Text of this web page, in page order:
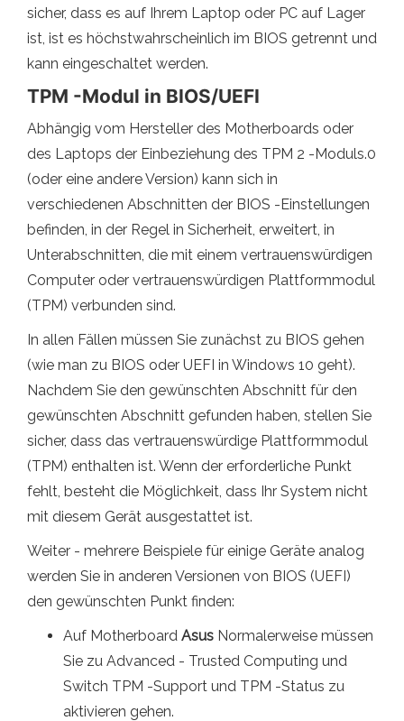
sicher, dass es auf Ihrem Laptop oder PC auf Lager
ist, ist es höchstwahrscheinlich im BIOS getrennt und
kann eingeschaltet werden.
TPM -Modul in BIOS/UEFI
Abhängig vom Hersteller des Motherboards oder
des Laptops der Einbeziehung des TPM 2 -Moduls.0
(oder eine andere Version) kann sich in
verschiedenen Abschnitten der BIOS -Einstellungen
befinden, in der Regel in Sicherheit, erweitert, in
Unterabschnitten, die mit einem vertrauenswürdigen
Computer oder vertrauenswürdigen Plattformmodul
(TPM) verbunden sind.
In allen Fällen müssen Sie zunächst zu BIOS gehen
(wie man zu BIOS oder UEFI in Windows 10 geht).
Nachdem Sie den gewünschten Abschnitt für den
gewünschten Abschnitt gefunden haben, stellen Sie
sicher, dass das vertrauenswürdige Plattformmodul
(TPM) enthalten ist. Wenn der erforderliche Punkt
fehlt, besteht die Möglichkeit, dass Ihr System nicht
mit diesem Gerät ausgestattet ist.
Weiter - mehrere Beispiele für einige Geräte analog
werden Sie in anderen Versionen von BIOS (UEFI)
den gewünschten Punkt finden:
Auf Motherboard Asus Normalerweise müssen
Sie zu Advanced - Trusted Computing und
Switch TPM -Support und TPM -Status zu
aktivieren gehen.